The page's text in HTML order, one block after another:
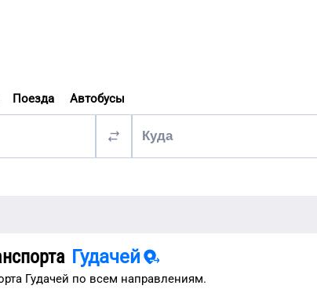
Поезда Автобусы
Гудачей
Гудачей по всем направлениям.